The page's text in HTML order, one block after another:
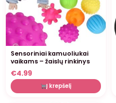
Sensoriniai kamuoliukai
vaikams – žaislų rinkinys
€4.99
Į krepšelį